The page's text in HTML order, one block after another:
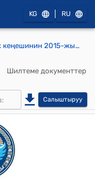
KG RU
Чет-Нура айылдык кеңешинин 2015-жылдын 4-мартындагы № 18/7 "Ак-Кыя айылындагы Нур-Байгазак бала-бакчасын мамлекеттик каттоодон өткөрүү жөнүндө" токтому
Шилтеме документтер
Салыштыруу